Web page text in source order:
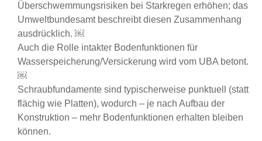
Überschwemmungsrisiken bei Starkregen erhöhen; das
Umweltbundesamt beschreibt diesen Zusammenhang
ausdrücklich. ￼
Auch die Rolle intakter Bodenfunktionen für
Wasserspeicherung/Versickerung wird vom UBA betont.
￼
Schraubfundamente sind typischerweise punktuell (statt
flächig wie Platten), wodurch – je nach Aufbau der
Konstruktion – mehr Bodenfunktionen erhalten bleiben
können.